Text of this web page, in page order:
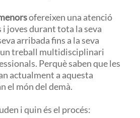
ofereixen una atenció
i joves durant tota la seva
arribada fins a la seva
un treball multidisciplinari
Perquè saben que les
actualment a aquesta
el món del demà.
i quin és el procés: